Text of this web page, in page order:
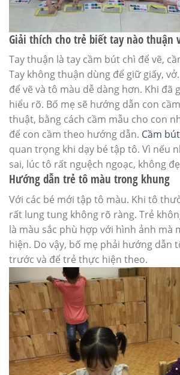
Giải thích cho trẻ biết tay nào thuận
Tay thuận là tay cầm bút chì để vẽ,
Tay không thuận dùng để giữ giấy,
để vẽ và tô màu dễ dàng hơn. Khi đã
hiểu rõ. Bố mẹ sẽ hướng dẫn con
thuật, bằng cách cầm mẫu cho con
để con cầm theo hướng dẫn. Cầm
quan trọng khi dạy bé tập tô. Vì nếu
sai, lúc tô rất nguệch ngoạc, không
Hướng dẫn trẻ tô màu trong khung
Với các bé mới tập tô màu. Khi tô
rất lung tung không rõ ràng. Trẻ
là màu sắc phù hợp với hình ảnh mà
hiện. Do vậy, bố mẹ phải hướng dẫn
trước và để trẻ thực hiện theo.